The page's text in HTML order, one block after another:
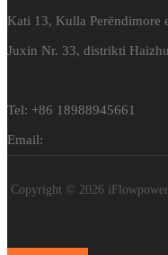
Kati 13, Kulla Perëndimore
Juxin Nr. 33, distrikti
Tel: +86 18988945661
Email:
Copyright © 2026